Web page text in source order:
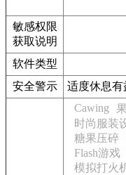
敏感权限
获取说明
软件类型
安全警示
适度休息有
Cawing
时尚服装
糖果压碎
Flash游戏
模拟打火